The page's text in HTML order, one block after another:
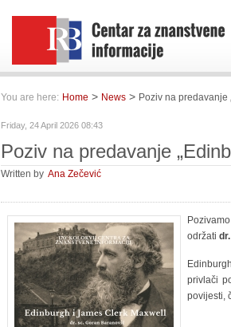
You are here: Home > News > Poziv na predavanje
Friday, 24 April 2026 08:43
Poziv na predavanje
Written by Ana Zečević
održati
privlači
povijesti,